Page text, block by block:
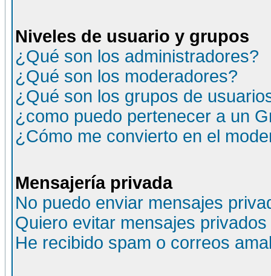
Niveles de usuario y grupos
¿Qué son los administradores?
¿Qué son los moderadores?
¿Qué son los grupos de
¿como puedo pertenecer a un
¿Cómo me convierto en el
Mensajería privada
No puedo enviar mensajes
Quiero evitar mensajes
He recibido spam o correos